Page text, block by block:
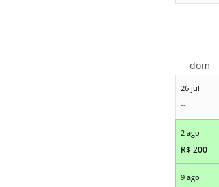
26 jul
--
2 ago
R$200
9 ago
dom